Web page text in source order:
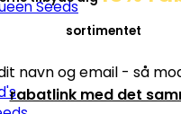
Seeds
sortimentet
navn og email - så
rabatlink med det